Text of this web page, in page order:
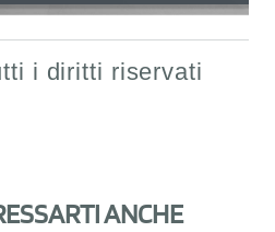
i diritti riservati
ANCHE